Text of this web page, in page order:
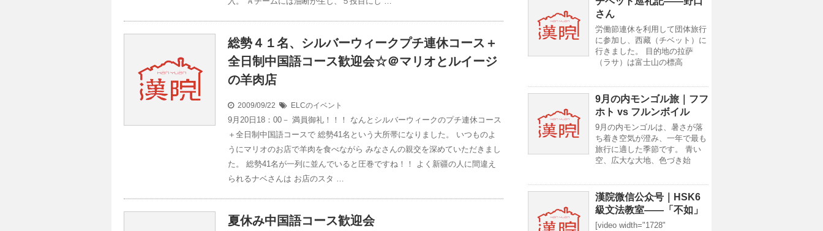
総勢４１名、シルバーウィークプチ連休コース＋
全日制中国語コース歓迎会☆＠マリオとルイージ
の羊肉店
2009/09/22 ELCのイベント
9月20日18：00－ 満員御礼！！！ なんとシルバーウィークのプチ連休コース
＋全日制中国語コースで 総勢41名という大所帯になりました。 いつものよ
うにマリオのお店で羊肉を食べながら みなさんの親交を深めていただきまし
た。 総勢41名が一列に並んでいると圧巻ですね！！ よく新疆の人に間違え
られるナベさんは お店のスタ …
夏休み中国語コース歓迎会
さん
労働節連休を利用して団体旅行
に参加し、西藏（チベット）に
行きました。 目的地の拉萨
（ラサ）は富士山の標高
9月の内モンゴル旅｜フフ
ホト vs フルンボイル
9月の内モンゴルは、暑さが落
ち着き空気が澄み、一年で最も
旅行に適した季節です。 青い
空、広大な大地、色づき始
漢院微信公众号｜HSK6
級文法教室——「不如」
[video width="1728"